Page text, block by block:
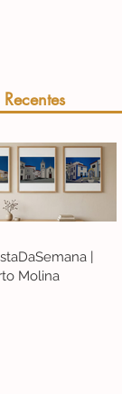
Recentes
|
Molina